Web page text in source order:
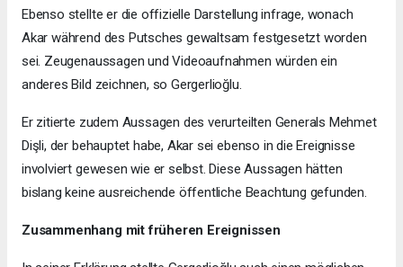
Ebenso stellte er die offizielle Darstellung infrage, wonach
Akar während des Putsches gewaltsam festgesetzt worden
sei. Zeugenaussagen und Videoaufnahmen würden ein
anderes Bild zeichnen, so Gergerlioğlu.
Er zitierte zudem Aussagen des verurteilten Generals Mehmet
Dişli, der behauptet habe, Akar sei ebenso in die Ereignisse
involviert gewesen wie er selbst. Diese Aussagen hätten
bislang keine ausreichende öffentliche Beachtung gefunden.
Zusammenhang mit früheren Ereignissen